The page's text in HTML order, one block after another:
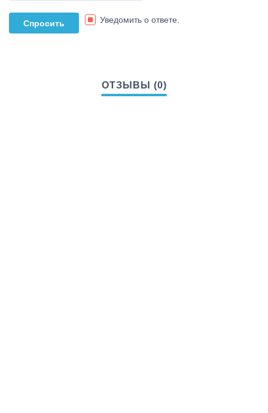
Уведомить о ответе.